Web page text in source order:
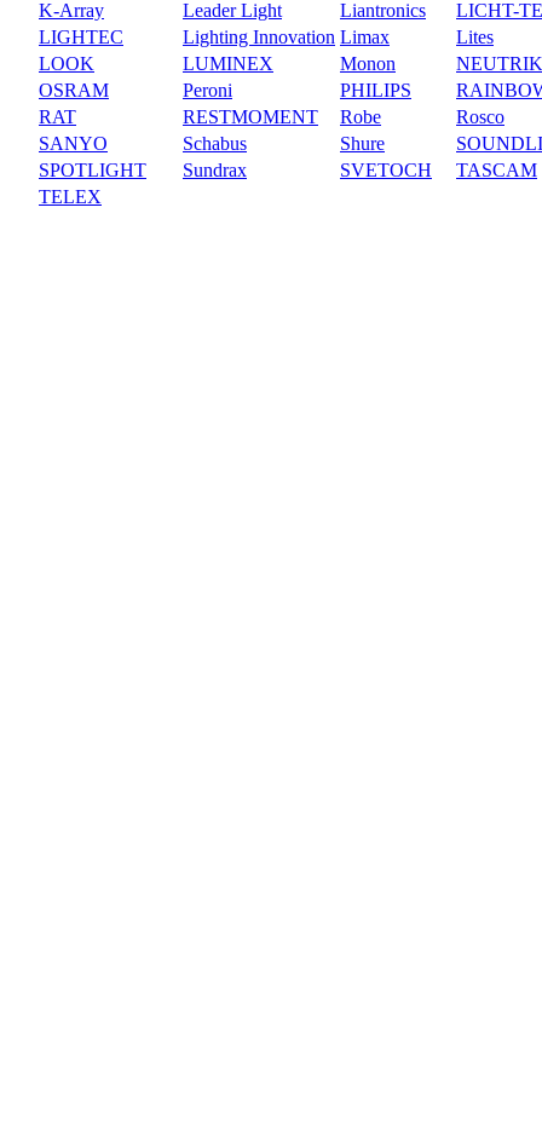
K-Array Leader Light Liantronics
LICHT-
LIGHTEC
Lighting Innovation Limax
Lites
LOOK
LUMINEX Monon
NEUTRIK
OSRAM
Peroni PHILIPS
RAT
RESTMOMENT Robe
Rosco
SANYO
Schabus Shure
SPOTLIGHT
Sundrax SVETOCH
TASCAM
TELEX